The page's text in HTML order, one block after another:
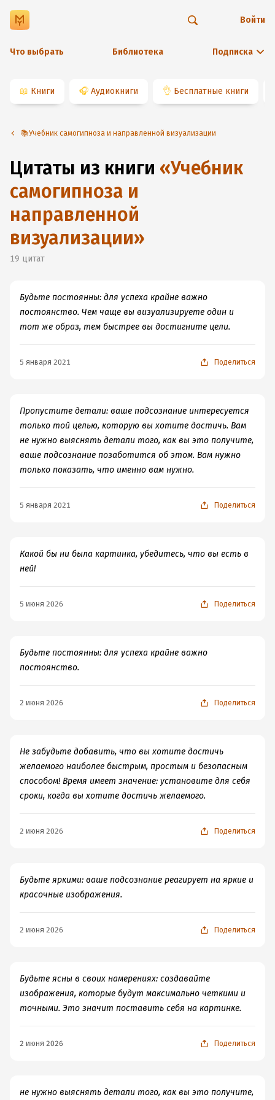
Что выбрать Библиотека Подписка
Войти
📖 Книги 🎧 Аудиокниги 👌 Бесплатные книги
📚Учебник самогипноза и направленной визуализации
Цитаты из книги «Учебник
самогипноза и
направленной
визуализации»
19 цитат
Будьте постоянны: для успеха крайне важно
постоянство. Чем чаще вы визуализируете один и
тот же образ, тем быстрее вы достигните цели.
5 января 2021 Поделиться
Пропустите детали: ваше подсознание интересуется
только той целью, которую вы хотите достичь. Вам
не нужно выяснять детали того, как вы это получите,
ваше подсознание позаботится об этом. Вам нужно
только показать, что именно вам нужно.
5 января 2021 Поделиться
Какой бы ни была картинка, убедитесь, что вы есть в
ней!
5 июня 2026 Поделиться
Будьте постоянны: для успеха крайне важно
постоянство.
2 июня 2026 Поделиться
Не забудьте добавить, что вы хотите достичь
желаемого наиболее быстрым, простым и безопасным
способом! Время имеет значение: установите для себя
сроки, когда вы хотите достичь желаемого.
2 июня 2026 Поделиться
Будьте яркими: ваше подсознание реагирует на яркие и
красочные изображения.
2 июня 2026 Поделиться
Будьте ясны в своих намерениях: создавайте
изображения, которые будут максимально четкими и
точными. Это значит поставить себя на картинке.
2 июня 2026 Поделиться
не нужно выяснять детали того, как вы это получите,